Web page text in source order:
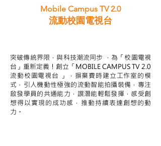
Mobile Campus TV 2.0
流動校園電視台
突破傳統界限，與科技潮流同步 ，為「校園電視
台」重新定義！創立「MOBILE CAMPUS TV 2.0
流動校園電視台 」，摒棄費時建立工作室的模
式，引人機動性極強的流動智能拍攝裝備，專注
啟發學員的共通能力，譔潛能輕鬆發揮，感受創
想得以實現的成功感，推動持續表達創想的動
力。